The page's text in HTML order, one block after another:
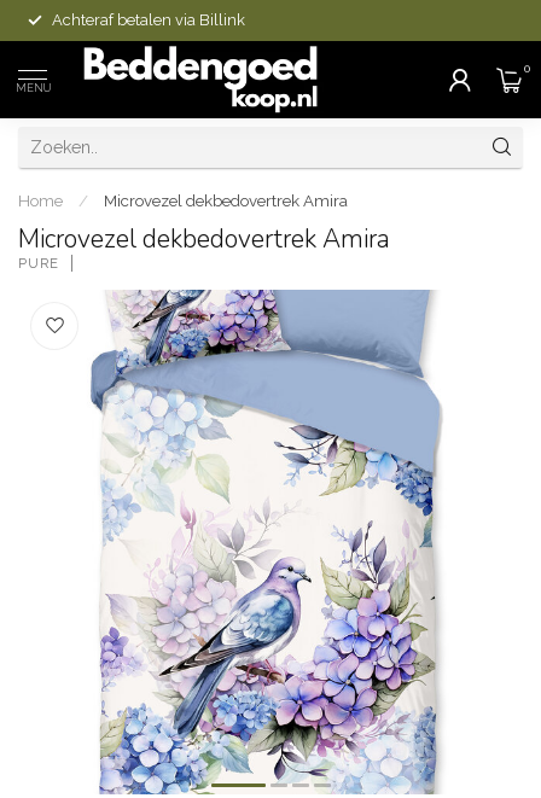
Achteraf betalen via Billink
MENU
0
Home / Microvezel dekbedovertrek Amira
Microvezel dekbedovertrek Amira
PURE